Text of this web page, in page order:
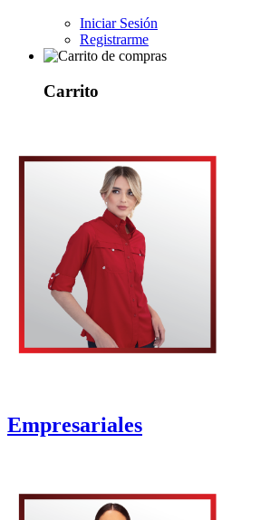
Iniciar Sesión
Registrarme
Carrito
Empresariales